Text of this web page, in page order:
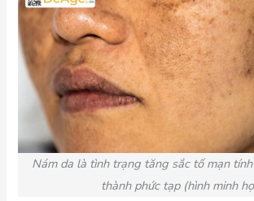
Nám da là tình trạng tăng sắc tố mạn
thành phức tạp (hình minh